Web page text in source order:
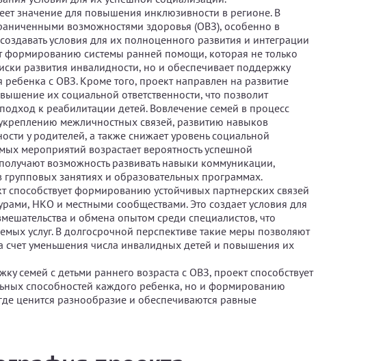
значение для повышения инклюзивности в регионе. В
возможностями здоровья (ОВЗ), особенно в
условия для их полноценного развития и интеграции
формированию системы ранней помощи, которая не только
развития инвалидности, но и обеспечивает поддержку
ребенка с ОВЗ. Кроме того, проект направлен на развитие
их социальной ответственности, что позволит
к реабилитации детей. Вовлечение семей в процесс
межличностных связей, развитию навыков
у родителей, а также снижает уровень социальной
мероприятий возрастает вероятность успешной
возможность развивать навыки коммуникации,
групповых занятиях и образовательных программах.
способствует формированию устойчивых партнерских связей
НКО и местными сообществами. Это создает условия для
и обмена опытом среди специалистов, что
услуг. В долгосрочной перспективе такие меры позволяют
счет уменьшения числа инвалидных детей и повышения их
семей с детьми раннего возраста с ОВЗ, проект способствует
способностей каждого ребенка, но и формированию
ценится разнообразие и обеспечиваются равные